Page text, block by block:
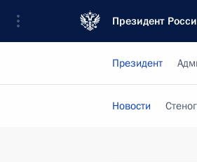
Президент
Президент
Новости